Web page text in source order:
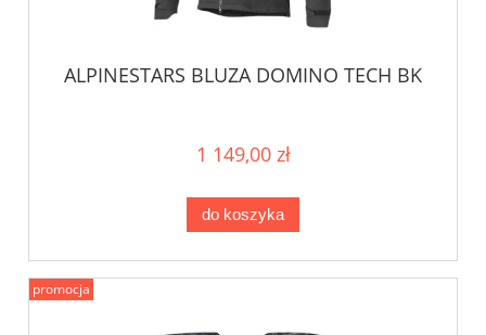
ALPINESTARS BLUZA DOMINO TECH BK
1 149,00 zł
do koszyka
promocja